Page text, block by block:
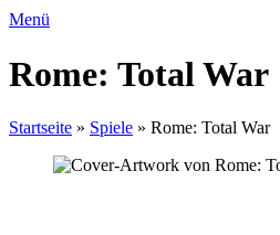
Menü
Rome: Total War
Startseite » Spiele » Rome: Total War